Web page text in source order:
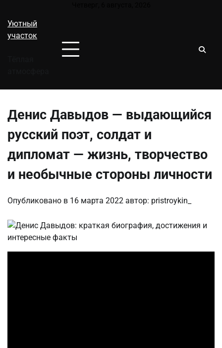
содержимому
Уютный
участок
Денис Давыдов — выдающийся
русский поэт, солдат и
дипломат — жизнь, творчество
и необычные стороны личности
Опубликовано в 16 марта 2022 автор: pristroykin_